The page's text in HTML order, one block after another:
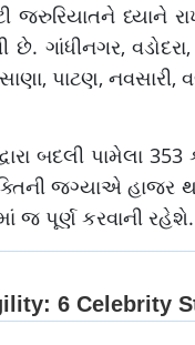
જરુરિયાતને ધ્યાને
ગાંધીનગર,
પાટણ,
બદલી પામેલા
જગ્યાએ હાજર
જ પૂર્ણ કરવાની રહેશે.